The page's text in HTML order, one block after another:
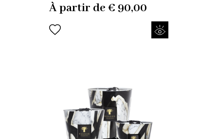
À partir de€ 90,00